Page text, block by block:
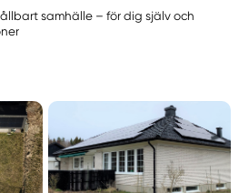
samhälle – för dig själv och